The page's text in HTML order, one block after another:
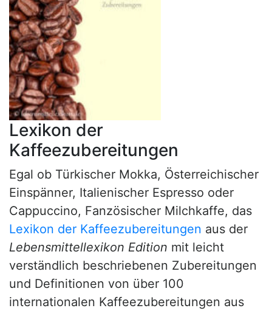
Lexikon der
Kaffeezubereitungen
Egal ob Türkischer Mokka, Österreichischer
Einspänner, Italienischer Espresso oder
Cappuccino, Fanzösischer Milchkaffe, das
Lexikon der Kaffeezubereitungen aus der
Lebensmittellexikon Edition mit leicht
verständlich beschriebenen Zubereitungen
und Definitionen von über 100
internationalen Kaffeezubereitungen aus